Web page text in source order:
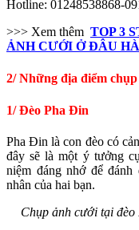
Hotline: 01248538868-
>>> Xem thêm TOP 3
ẢNH CƯỚI Ở ĐÂU
2/ Những địa điểm
1/ Đèo Pha Đin
Pha Đin là con đèo có
đây sẽ là một ý tưởng
niệm đáng nhớ để
nhân của hai bạn.
Chụp ảnh cưới tại